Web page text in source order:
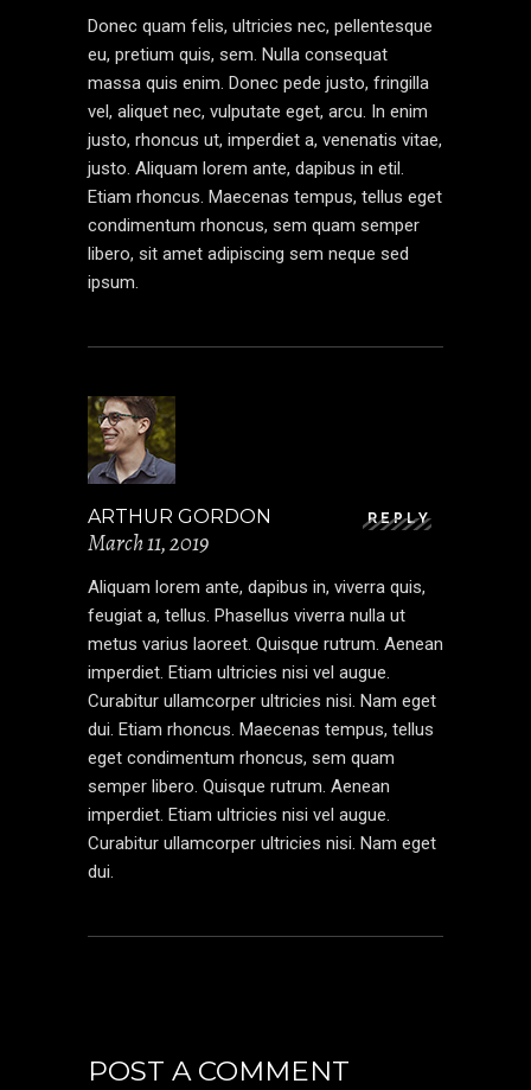
Donec quam felis, ultricies nec, pellentesque
eu, pretium quis, sem. Nulla consequat
massa quis enim. Donec pede justo, fringilla
vel, aliquet nec, vulputate eget, arcu. In enim
justo, rhoncus ut, imperdiet a, venenatis vitae,
justo. Aliquam lorem ante, dapibus in etil.
Etiam rhoncus. Maecenas tempus, tellus eget
condimentum rhoncus, sem quam semper
libero, sit amet adipiscing sem neque sed
ipsum.
ARTHUR GORDON
March 11, 2019
REPLY
Aliquam lorem ante, dapibus in, viverra quis,
feugiat a, tellus. Phasellus viverra nulla ut
metus varius laoreet. Quisque rutrum. Aenean
imperdiet. Etiam ultricies nisi vel augue.
Curabitur ullamcorper ultricies nisi. Nam eget
dui. Etiam rhoncus. Maecenas tempus, tellus
eget condimentum rhoncus, sem quam
semper libero. Quisque rutrum. Aenean
imperdiet. Etiam ultricies nisi vel augue.
Curabitur ullamcorper ultricies nisi. Nam eget
dui.
POST A COMMENT